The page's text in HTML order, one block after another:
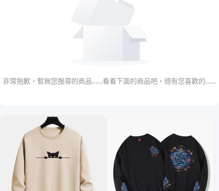
非常抱歉，暫無您搜尋的商品……看看下面的商品吧，總有您喜歡的……